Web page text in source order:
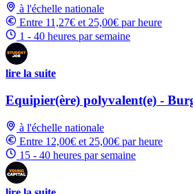
à l'échelle nationale
Entre 11,27€ et 25,00€ par heure
1 - 40 heures par semaine
lire la suite
Equipier(ère) polyvalent(e) -
à l'échelle nationale
Entre 12,00€ et 25,00€ par heure
15 - 40 heures par semaine